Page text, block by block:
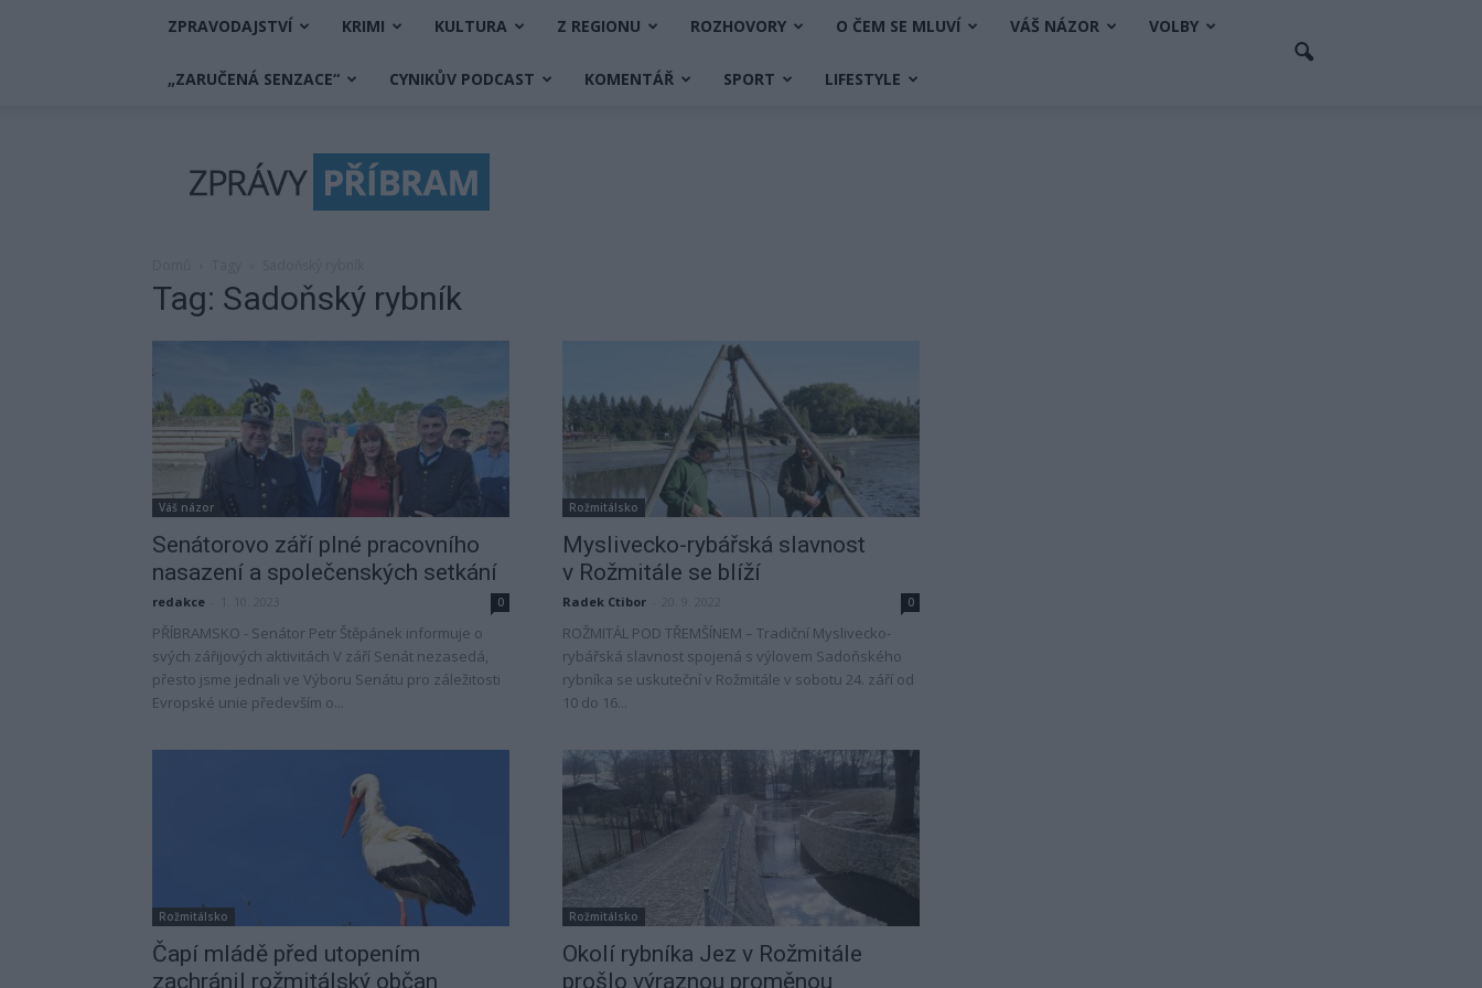
ZPRAVODAJSTVÍ KRIMI KULTURA Z REGIONU ROZHOVORY O ČEM SE MLUVÍ VÁŠ NÁZOR VOLBY
„ZARUČENÁ SENZACE“ CYNIKŮV PODCAST KOMENTÁŘ SPORT LIFESTYLE
Příbram
Tag: Sadoňský rybník
Váš názor
Senátorovo září plné pracovního
nasazení a společenských setkání
redakce 0
PŘÍBRAMSKO - Senátor Petr Štěpánek informuje o
svých zářijových aktivitách V září Senát nezasedá,
přesto jsme jednali ve Výboru Senátu pro záležitosti
Evropské unie především o...
Rožmitálsko
Myslivecko-rybářská slavnost
v Rožmitále se blíží
Radek Ctibor 0
ROŽMITÁL POD TŘEMŠÍNEM – Tradiční Myslivecko-
rybářská slavnost spojená s výlovem Sadoňského
rybníka se uskuteční v Rožmitále v sobotu 24. září od
10 do 16...
Rožmitálsko
Čapí mládě před utopením
zachránil rožmitálský občan
Rožmitálsko
Okolí rybníka Jez v Rožmitále
prošlo výraznou proměnou